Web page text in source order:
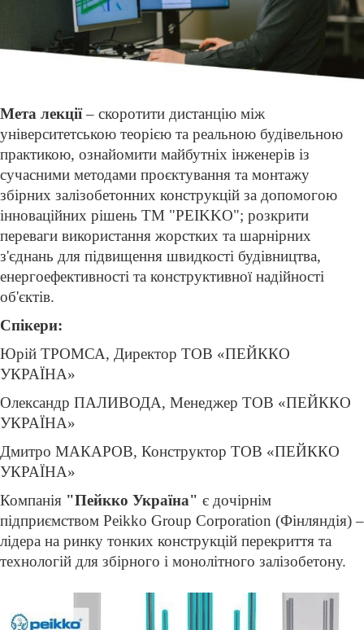
Мета лекції– скоротити дистанцію між
університетською теорією та реальною будівельною
практикою, ознайомити майбутніх інженерів із
сучасними методами проєктування та монтажу
збірних залізобетонних конструкцій за допомогою
інноваційних рішень TM "PEIKKO"; розкрити
переваги використання жорстких та шарнірних
з'єднань для підвищення швидкості будівництва,
енергоефективності та конструктивної надійності
об'єктів.
Спікери:
Юрій ТРОМСА, Директор ТОВ «ПЕЙККО
УКРАЇНА»
Олександр ПАЛИВОДА, Менеджер ТОВ «ПЕЙККО
УКРАЇНА»
Дмитро МАКАРОВ, Конструктор ТОВ «ПЕЙККО
УКРАЇНА»
Компанія "Пейкко Україна" є дочірнім
підприємством Peikko Group Corporation (Фінляндія) –
лідера на ринку тонких конструкцій перекриття та
технологій для збірного і монолітного залізобетону.